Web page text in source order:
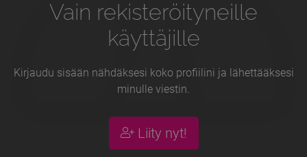
Vain rekisteröityneille
käyttäjille
Kirjaudu sisään nähdäksesi koko profiilini ja lähettääksesi
minulle viestin.
Liity nyt!